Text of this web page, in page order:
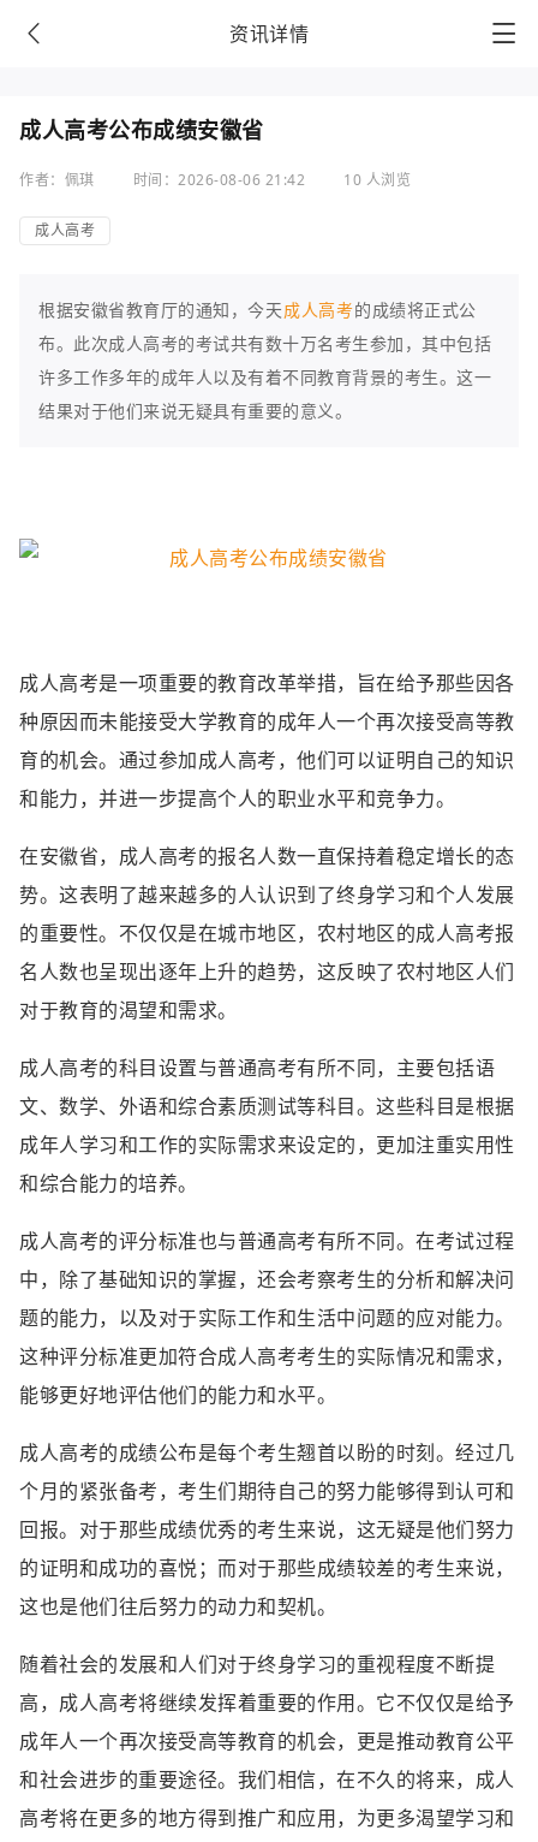
资讯详情
成人高考公布成绩安徽省
作者：佩琪 时间：2026-08-06 21:42 10 人浏览
成人高考
根据安徽省教育厅的通知，今天成人高考的成绩将正式公
布。此次成人高考的考试共有数十万名考生参加，其中包括
许多工作多年的成年人以及有着不同教育背景的考生。这一
结果对于他们来说无疑具有重要的意义。
成人高考是一项重要的教育改革举措，旨在给予那些因各
种原因而未能接受大学教育的成年人一个再次接受高等教
育的机会。通过参加成人高考，他们可以证明自己的知识
和能力，并进一步提高个人的职业水平和竞争力。
在安徽省，成人高考的报名人数一直保持着稳定增长的态
势。这表明了越来越多的人认识到了终身学习和个人发展
的重要性。不仅仅是在城市地区，农村地区的成人高考报
名人数也呈现出逐年上升的趋势，这反映了农村地区人们
对于教育的渴望和需求。
成人高考的科目设置与普通高考有所不同，主要包括语
文、数学、外语和综合素质测试等科目。这些科目是根据
成年人学习和工作的实际需求来设定的，更加注重实用性
和综合能力的培养。
成人高考的评分标准也与普通高考有所不同。在考试过程
中，除了基础知识的掌握，还会考察考生的分析和解决问
题的能力，以及对于实际工作和生活中问题的应对能力。
这种评分标准更加符合成人高考考生的实际情况和需求，
能够更好地评估他们的能力和水平。
成人高考的成绩公布是每个考生翘首以盼的时刻。经过几
个月的紧张备考，考生们期待自己的努力能够得到认可和
回报。对于那些成绩优秀的考生来说，这无疑是他们努力
的证明和成功的喜悦；而对于那些成绩较差的考生来说，
这也是他们往后努力的动力和契机。
随着社会的发展和人们对于终身学习的重视程度不断提
高，成人高考将继续发挥着重要的作用。它不仅仅是给予
成年人一个再次接受高等教育的机会，更是推动教育公平
和社会进步的重要途径。我们相信，在不久的将来，成人
高考将在更多的地方得到推广和应用，为更多渴望学习和